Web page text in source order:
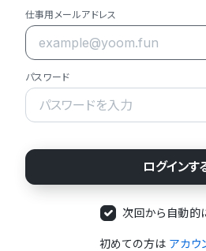
仕事用メールアドレス
パスワード
次回から自動的
初めての方は アカウ